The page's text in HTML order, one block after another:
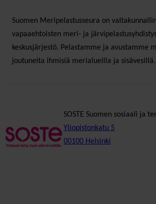
Suomen Meripelastusseura on
vapaaehtoisten meri- ja
keskusjärjestö. Pelastamme ja avustamme
joutuneita ihmisiä merialueilla ja sisävesillä.
SOSTE Suomen sosiaali ja
Yliopistonkatu 5
00100 Helsinki